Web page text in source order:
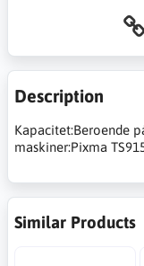
Description
Kapacitet:Beroende
maskiner:Pixma
Similar Products